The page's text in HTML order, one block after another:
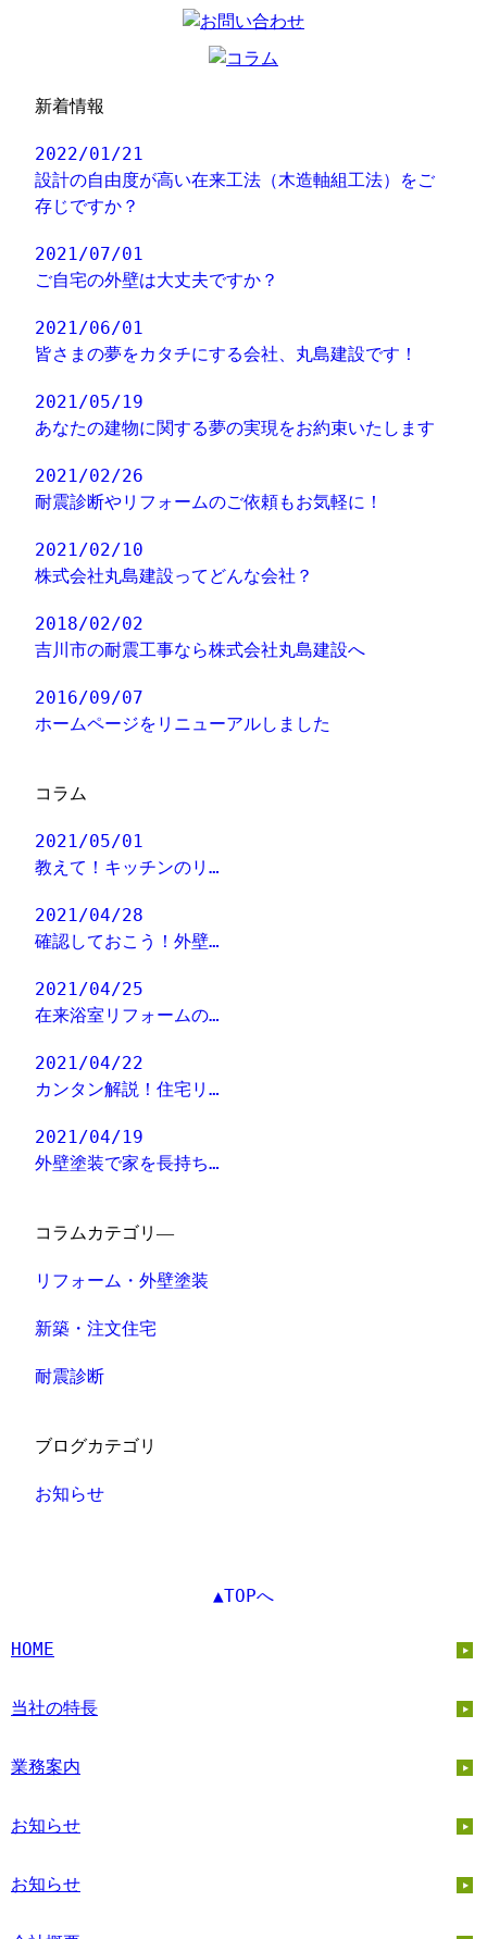
新着情報
2022/01/21
設計の自由度が高い在来工法（木造軸組工法）をご
存じですか？
2021/07/01
ご自宅の外壁は大丈夫ですか？
2021/06/01
皆さまの夢をカタチにする会社、丸島建設です！
2021/05/19
あなたの建物に関する夢の実現をお約束いたします
2021/02/26
耐震診断やリフォームのご依頼もお気軽に！
2021/02/10
株式会社丸島建設ってどんな会社？
2018/02/02
吉川市の耐震工事なら株式会社丸島建設へ
2016/09/07
ホームページをリニューアルしました
コラム
2021/05/01
教えて！キッチンのリ…
2021/04/28
確認しておこう！外壁…
2021/04/25
在来浴室リフォームの…
2021/04/22
カンタン解説！住宅リ…
2021/04/19
外壁塗装で家を長持ち…
コラムカテゴリ―
リフォーム・外壁塗装
新築・注文住宅
耐震診断
ブログカテゴリ
お知らせ
▲TOPへ
HOME
当社の特長
業務案内
お知らせ
お知らせ